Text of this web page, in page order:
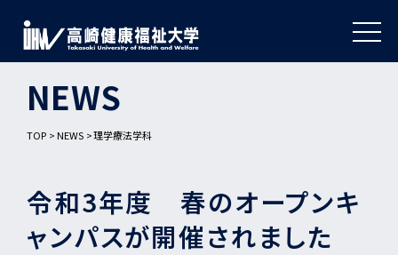
NEWS
TOP NEWS 理学療法学科
令和3年度 春のオープンキ
ャンパスが開催されました